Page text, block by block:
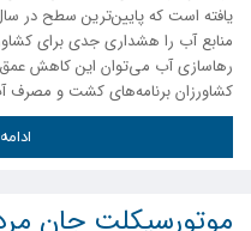
یافته است که پایین‌ترین سطح در
منابع آب را هشداری جدی برای
رهاسازی آب می‌توان این کاهش
کشاورزان برنامه‌های کشت و مصرف